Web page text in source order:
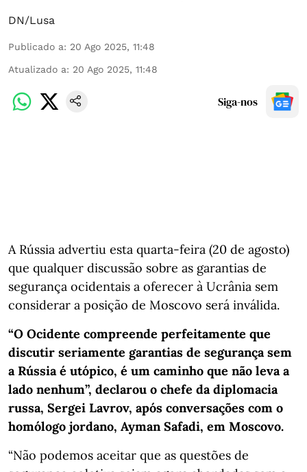
DN/Lusa
Publicado a: 20 Ago 2025, 11:48
Atualizado a: 20 Ago 2025, 11:48
Siga-nos
A Rússia advertiu esta quarta-feira (20 de agosto)
que qualquer discussão sobre as garantias de
segurança ocidentais a oferecer à Ucrânia sem
considerar a posição de Moscovo será inválida.
“O Ocidente compreende perfeitamente que
discutir seriamente garantias de segurança sem
a Rússia é utópico, é um caminho que não leva a
lado nenhum”, declarou o chefe da diplomacia
russa, Sergei Lavrov, após conversações com o
homólogo jordano, Ayman Safadi, em Moscovo.
“Não podemos aceitar que as questões de